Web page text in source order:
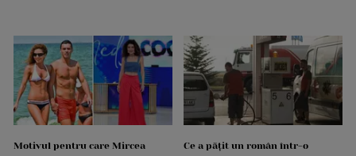
Motivul pentru care Mircea
Ce a pățit un român într-o